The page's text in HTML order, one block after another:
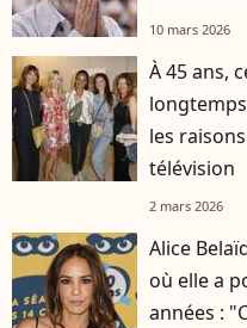
10 mars 2026
À 45 ans,
les
télévision
2 mars 2026
Alice
où elle a
années :